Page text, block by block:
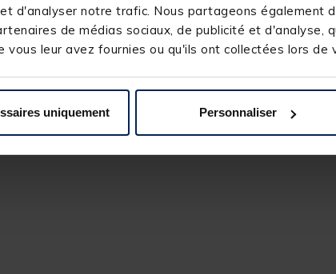
d'analyser notre trafic. Nous partageons également
de médias sociaux, de publicité et d'analyse,
vous leur avez fournies ou qu'ils ont collectées lors de
uniquement Personnaliser
Réponse depacificpeche.com
Bonjour,
répondu à vos attentes et de
L’équipe Pacific Pêche